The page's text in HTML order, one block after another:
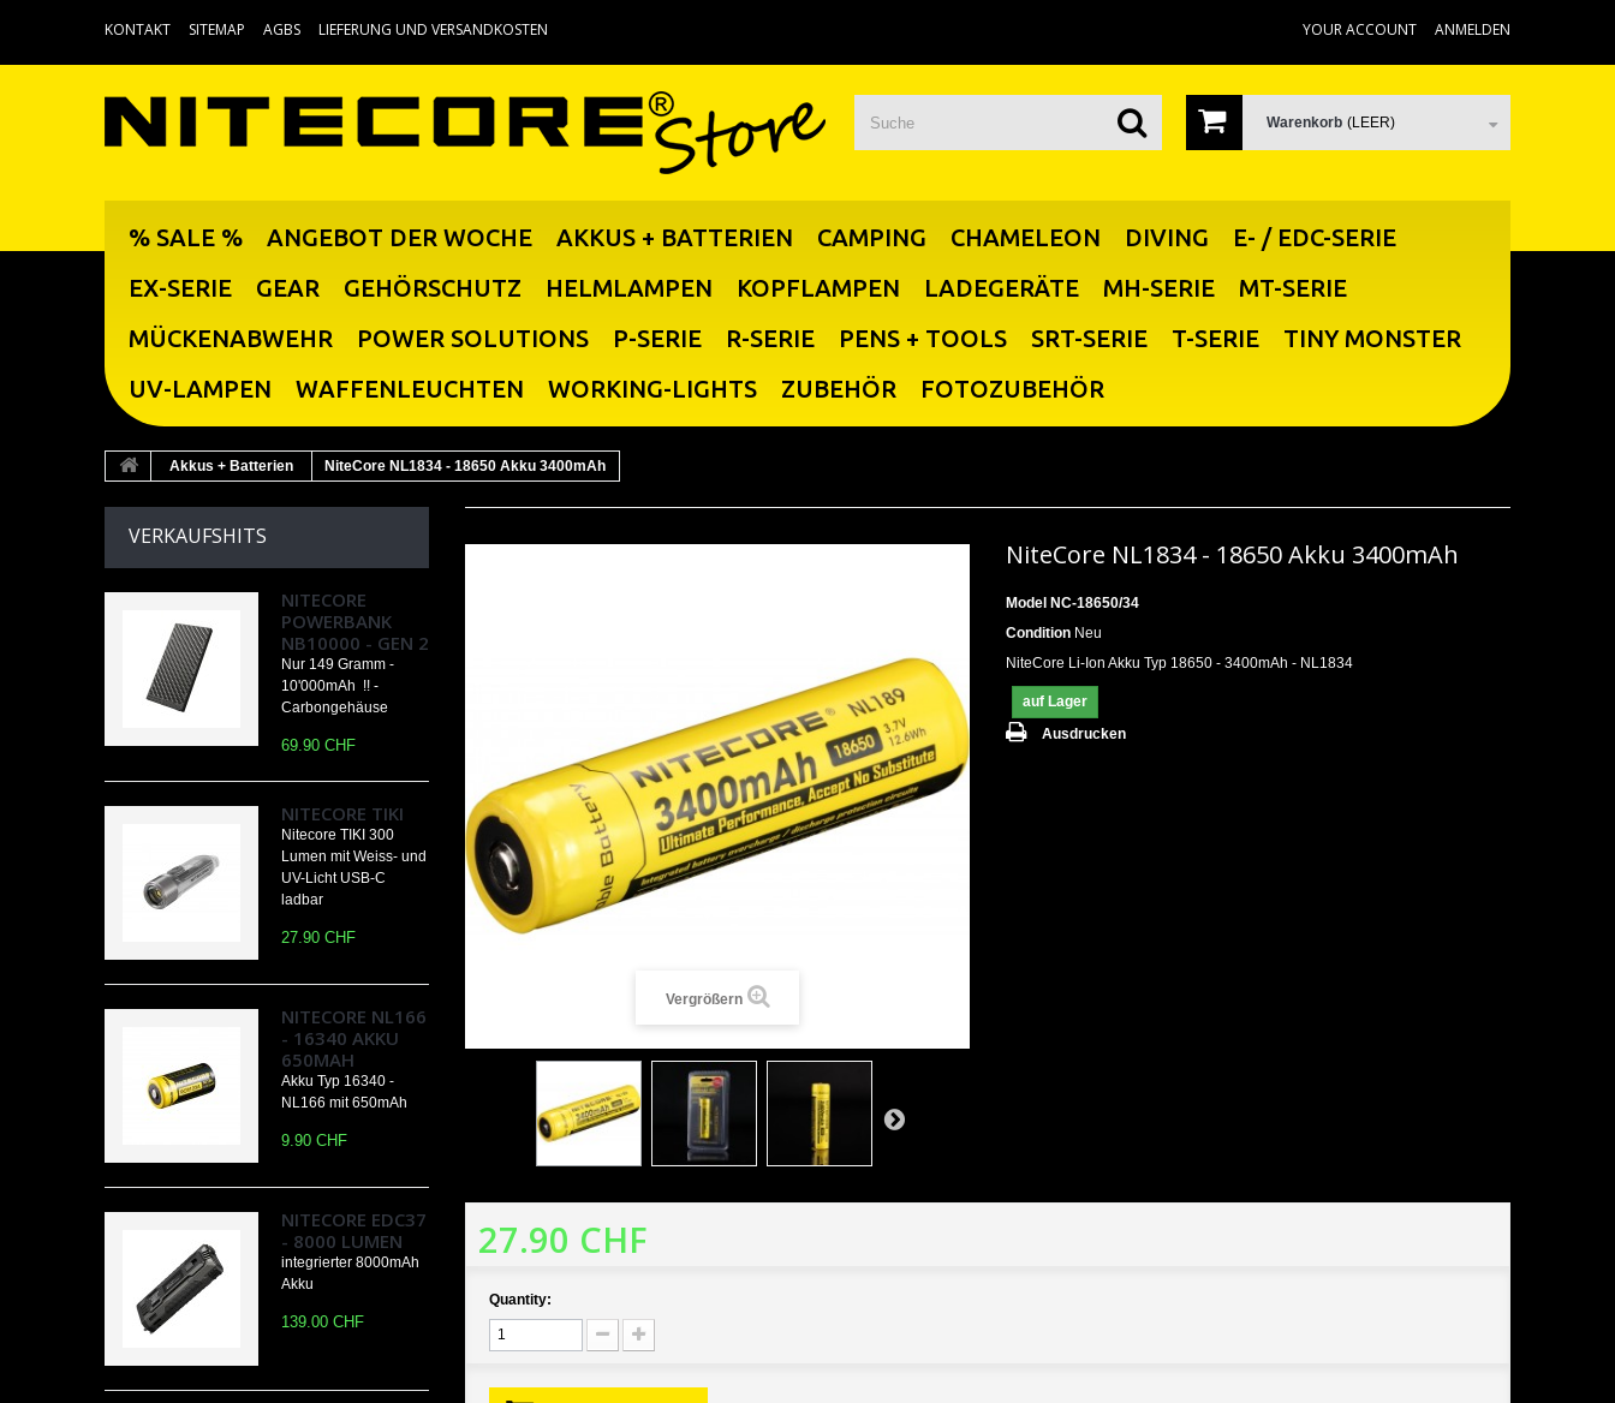
ANMELDEN
YOUR ACCOUNT
KONTAKT SITEMAP AGBS LIEFERUNG UND VERSANDKOSTEN
Warenkorb (LEER)
% SALE % ANGEBOT DER WOCHE AKKUS + BATTERIEN CAMPING CHAMELEON DIVING
E- / EDC-SERIE
EX-SERIE
GEAR GEHÖRSCHUTZ HELMLAMPEN KOPFLAMPEN LADEGERÄTE MH-SERIE
MT-SERIE
MÜCKENABWEHR
POWER SOLUTIONS P-SERIE R-SERIE PENS + TOOLS SRT-SERIE T-SERIE
TINY MONSTER
UV-LAMPEN
WAFFENLEUCHTEN WORKING-LIGHTS ZUBEHÖR FOTOZUBEHÖR
Akkus + Batterien NiteCore NL1834 - 18650 Akku 3400mAh
VERKAUFSHITS
NITECORE
POWERBANK
NB10000 - GEN 2
Nur 149 Gramm -
10'000mAh !! -
Carbongehäuse
69.90 CHF
NITECORE TIKI
Nitecore TIKI 300
Lumen mit Weiss- und
UV-Licht USB-C
ladbar
27.90 CHF
NITECORE NL166
- 16340 AKKU
650MAH
Akku Typ 16340 -
NL166 mit 650mAh
9.90 CHF
NITECORE EDC37
- 8000 LUMEN
integrierter 8000mAh
Akku
139.00 CHF
Vergrößern
NiteCore NL1834 - 18650 Akku 3400mAh
Model NC-18650/34
Condition Neu
NiteCore Li-Ion Akku Typ 18650 - 3400mAh - NL1834
auf Lager
Ausdrucken
27.90 CHF
Quantity: